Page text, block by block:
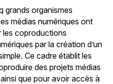
grands organismes
médias numériques ont
les coproductions
par la création d’un
Ce cadre établit les
des projets médias
que pour avoir accès à